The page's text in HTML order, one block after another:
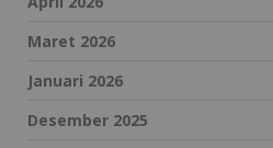
Maret 2026
Januari 2026
Desember 2025